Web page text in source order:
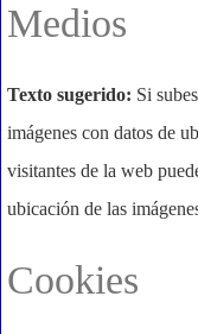
Medios
Texto sugerido: Si
imágenes con datos de
visitantes de la web
ubicación de las
Cookies